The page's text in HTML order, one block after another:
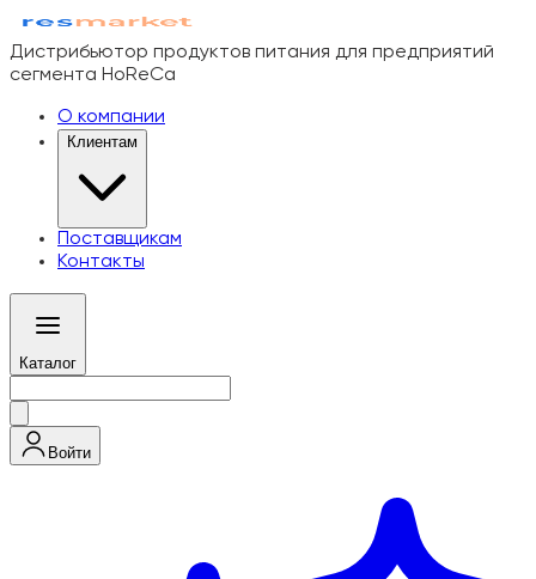
Дистрибьютор продуктов питания для предприятий
сегмента HoReCa
О компании
Клиентам
Поставщикам
Контакты
Каталог
Войти